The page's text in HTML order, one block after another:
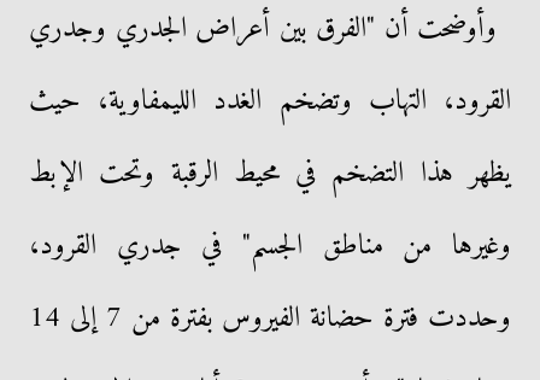
وأوضحت أن "الفرق بين أعراض الجدري وجدري
القرود، التهاب وتضخم الغدد الليمفاوية، حيث
يظهر هذا التضخم في محيط الرقبة وتحت الإبط
وغيرها من مناطق الجسم" في جدري القرود،
وحددت فترة حضانة الفيروس بفترة من 7 إلى 14